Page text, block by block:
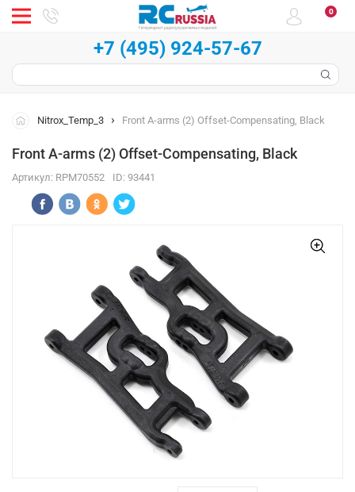
0
+7 (495) 924-57-67
Nitrox_Temp_3 Front A-arms (2) Offset-Compensating, Black
Front A-arms (2) Offset-Compensating, Black
Артикул: RPM70552 ID: 93441